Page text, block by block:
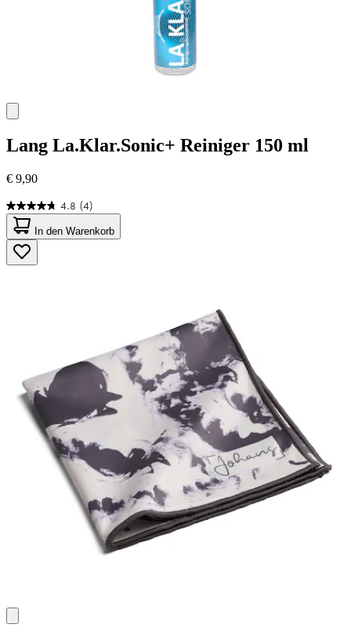
Lang La.Klar.Sonic+ Reiniger 150 ml
€ 9,90
4.8 (4)
4.8
von
5
Sternen.
4
In den Warenkorb